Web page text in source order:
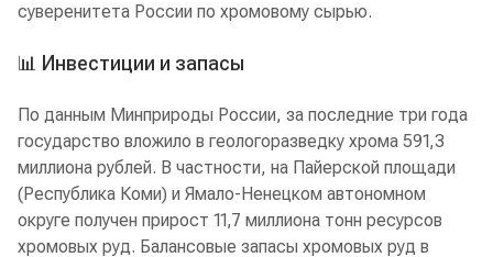
суверенитета России по хромовому сырью.
📊 Инвестиции и запасы
По данным Минприроды России, за последние три года
государство вложило в геологоразведку хрома 591,3
миллиона рублей. В частности, на Пайерской площади
(Республика Коми) и Ямало-Ненецком автономном
округе получен прирост 11,7 миллиона тонн ресурсов
хромовых руд. Балансовые запасы хромовых руд в